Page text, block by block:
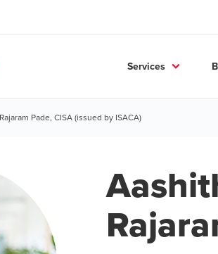
Services
Pade, CISA (issued by ISACA)